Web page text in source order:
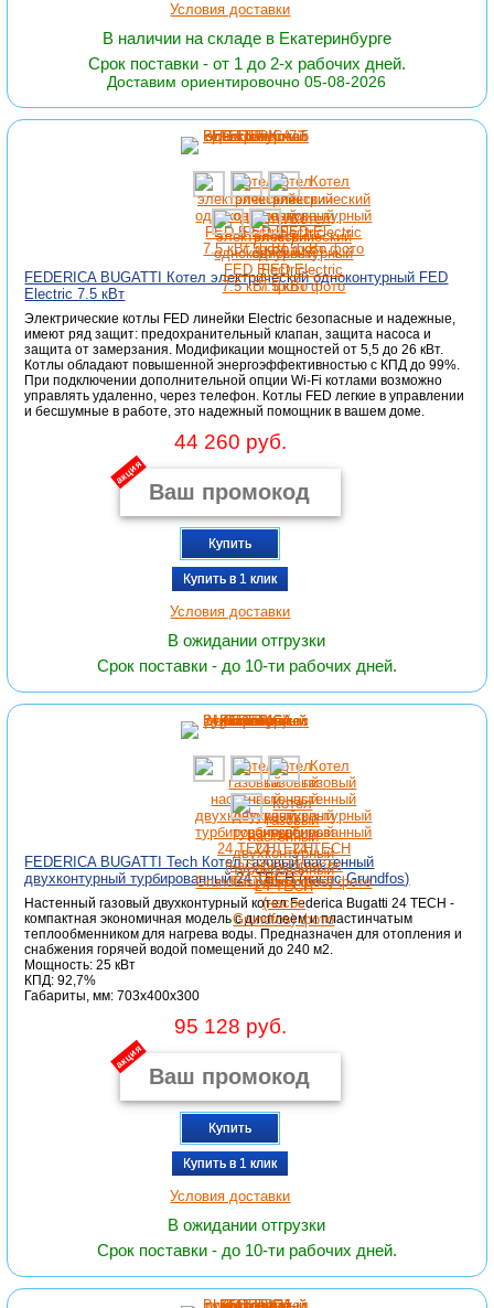
Условия доставки
В наличии на складе в Екатеринбурге
Срок поставки - от 1 до 2-х рабочих дней.
Доставим ориентировочно 05-08-2026
FEDERICA BUGATTI Котел электрический одноконтурный FED
Electric 7.5 кВт
Электрические котлы FED линейки Electric безопасные и надежные,
имеют ряд защит: предохранительный клапан, защита насоса и
защита от замерзания. Модификации мощностей от 5,5 до 26 кВт.
Котлы обладают повышенной энергоэффективностью с КПД до 99%.
При подключении дополнительной опции Wi-Fi котлами возможно
управлять удаленно, через телефон. Котлы FED легкие в управлении
и бесшумные в работе, это надежный помощник в вашем доме.
44 260 руб.
акция
Купить
Купить в 1 клик
Условия доставки
В ожидании отгрузки
Срок поставки - до 10-ти рабочих дней.
FEDERICA BUGATTI Tech Котел газовый настенный
двухконтурный турбированный 24 TECH (насос Grundfos)
Настенный газовый двухконтурный котел Federica Bugatti 24 TECH -
компактная экономичная модель с дисплеем и пластинчатым
теплообменником для нагрева воды. Предназначен для отопления и
снабжения горячей водой помещений до 240 м2.
Мощность: 25 кВт
КПД: 92,7%
Габариты, мм: 703x400x300
95 128 руб.
акция
Купить
Купить в 1 клик
Условия доставки
В ожидании отгрузки
Срок поставки - до 10-ти рабочих дней.